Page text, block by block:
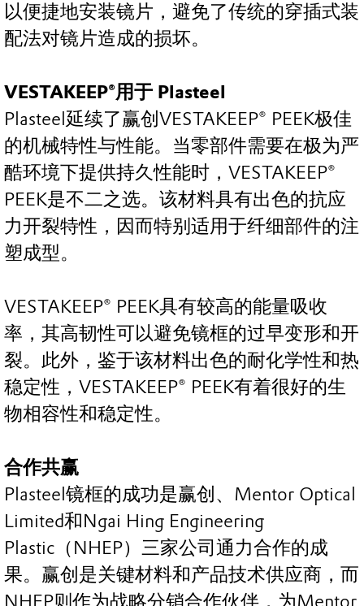
以便捷地安装镜片，避免了传统的穿插式装
配法对镜片造成的损坏。
VESTAKEEP®用于 Plasteel
Plasteel延续了赢创VESTAKEEP® PEEK极佳
的机械特性与性能。当零部件需要在极为严
酷环境下提供持久性能时，VESTAKEEP®
PEEK是不二之选。该材料具有出色的抗应
力开裂特性，因而特别适用于纤细部件的注
塑成型。
VESTAKEEP® PEEK具有较高的能量吸收
率，其高韧性可以避免镜框的过早变形和开
裂。此外，鉴于该材料出色的耐化学性和热
稳定性，VESTAKEEP® PEEK有着很好的生
物相容性和稳定性。
合作共赢
Plasteel镜框的成功是赢创、Mentor Optical
Limited和Ngai Hing Engineering
Plastic（NHEP）三家公司通力合作的成
果。赢创是关键材料和产品技术供应商，而